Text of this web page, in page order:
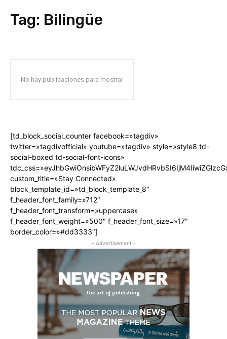
Tag: Bilingüe
No hay publicaciones para mostrar
[td_block_social_counter facebook=»tagdiv»
twitter=»tagdivofficial» youtube=»tagdiv» style=»style8 td-
social-boxed td-social-font-icons»
custom_title=»Stay Connected»
block_template_id=»td_block_template_8″
f_header_font_family=»712″
f_header_font_transform=»uppercase»
f_header_font_weight=»500″ f_header_font_size=»17″
border_color=»#dd3333″]
- Advertisement -